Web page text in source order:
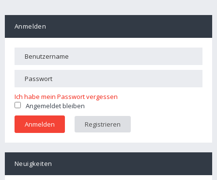
Anmelden
Ich habe mein Passwort vergessen
Angemeldet bleiben
Registrieren
Neuigkeiten